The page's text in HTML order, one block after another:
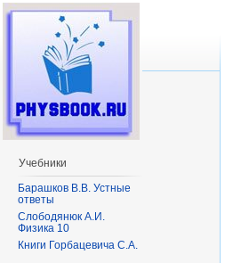
Учебники
Барашков В.В. Устные
ответы
Слободянюк А.И.
Физика 10
Книги Горбацевича С.А.